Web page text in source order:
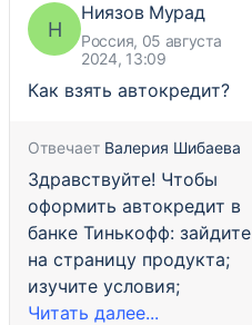
Н
Ниязов Мурад
Россия, 05 августа
2024, 13:09
Как взять автокредит?
Отвечает Валерия Шибаева
Здравствуйте! Чтобы
оформить автокредит в
банке Тинькофф: зайдите
на страницу продукта;
изучите условия;
Читать далее...